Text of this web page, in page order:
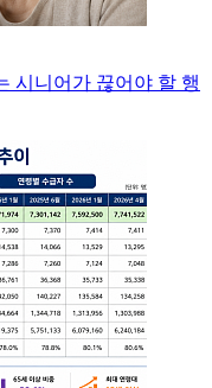
시니어가 끊어야 할 행